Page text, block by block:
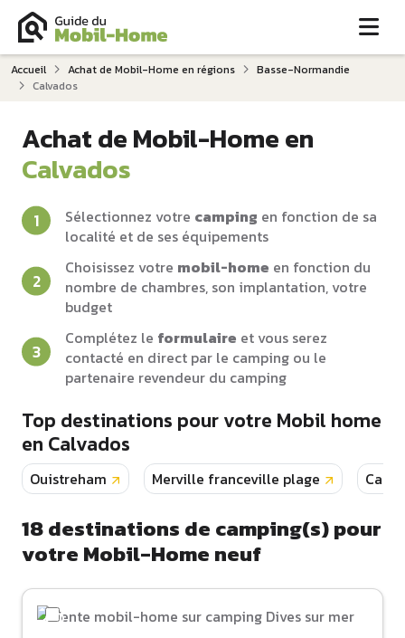
Accueil Achat de Mobil-Home en régions
Basse-Normandie
Calvados
Achat de Mobil-Home en
Calvados
Sélectionnez votre camping en fonction de sa
localité et de ses équipements
Choisissez votre mobil-home en fonction du
nombre de chambres, son implantation, votre
budget
Complétez le formulaire et vous serez
contacté en direct par le camping ou le
partenaire revendeur du camping
Top destinations pour votre Mobil home
en Calvados
Ouistreham Merville franceville plage
18destinations de camping(s) pour
votre Mobil-Home neuf